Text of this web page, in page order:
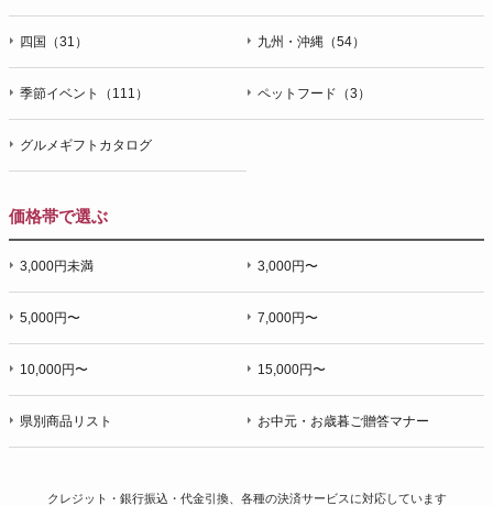
四国（31） 九州・沖縄（54）
季節イベント（111） ペットフード（3）
グルメギフトカタログ
価格帯で選ぶ
3,000円未満 3,000円〜
5,000円〜 7,000円〜
10,000円〜 15,000円〜
県別商品リスト お中元・お歳暮ご贈答マナー
クレジット・銀行振込・代金引換、各種の決済サービスに対応しています